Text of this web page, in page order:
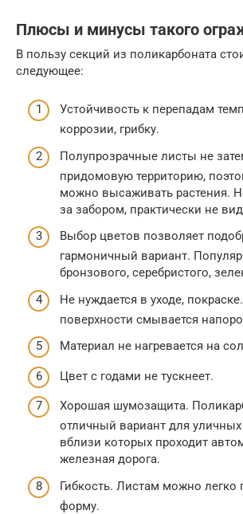
Плюсы и минусы такого
В пользу секций из поликарбоната
следующее:
Устойчивость к перепадам
коррозии, грибку.
Полупрозрачные листы не
придомовую территорию,
можно высаживать растения.
за забором, практически не
Выбор цветов позволяет
гармоничный вариант.
бронзового, серебристого,
Не нуждается в уходе,
поверхности смывается
Материал не нагревается на
Цвет с годами не тускнеет.
Хорошая шумозащита.
отличный вариант для
вблизи которых проходит
железная дорога.
Гибкость. Листам можно легко
форму.